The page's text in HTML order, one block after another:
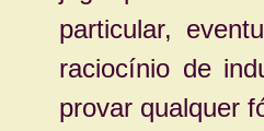
particular,
raciocínio de
provar qualquer